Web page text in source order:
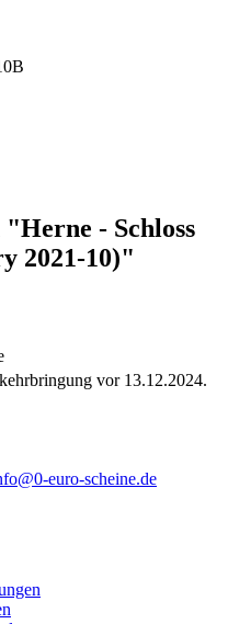
- Schloss
2021-10)"
vor 13.12.2024.
euro-scheine.de